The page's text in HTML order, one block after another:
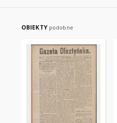
OBIEKTY podobne